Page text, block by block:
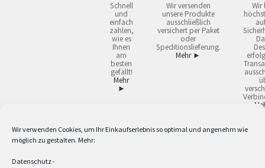
Wir verwenden Cookies, um Ihr Einkaufserlebnis so optimal und angenehm wie
möglich zu gestalten. Mehr:
Datenschutz-
Schnell
und
einfach
zahlen,
wie es
Ihnen
am
besten
gefällt!
Mehr
►
Wir versenden
unsere Produkte
ausschließlich
versichert per Paket
oder
Speditionslieferung.
Mehr ►
Wir
2 Lieferzeiten gelten mit Express-24.
Versandkostenfrei ab 59,90 € Nettowarenwert. Inseln ausgenommen. Unsere